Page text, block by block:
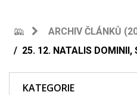
ARCHIV ČLÁNKŮ
25. 12. NATALIS DOMINII,
KATEGORIE